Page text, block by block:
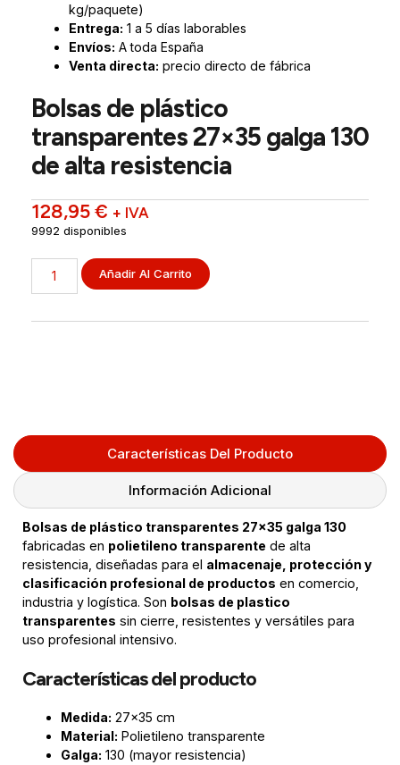
kg/paquete)
Entrega: 1 a 5 días laborables
Envíos: A toda España
Venta directa: precio directo de fábrica
Bolsas de plástico
transparentes 27×35 galga 130
de alta resistencia
128,95€ + IVA
9992 disponibles
Añadir Al Carrito
Características Del Producto
Información Adicional
Bolsas de plástico transparentes 27×35 galga 130
fabricadas en polietileno transparente de alta
resistencia, diseñadas para el almacenaje, protección y
clasificación profesional de productos en comercio,
industria y logística. Son bolsas de plastico
transparentes sin cierre, resistentes y versátiles para
uso profesional intensivo.
Características del producto
Medida: 27×35 cm
Material: Polietileno transparente
Galga: 130 (mayor resistencia)